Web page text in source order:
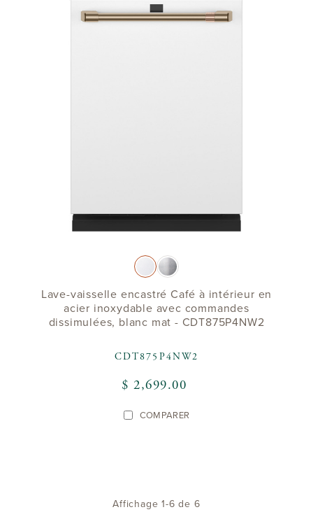
Lave-vaisselle encastré Café à intérieur en
acier inoxydable avec commandes
dissimulées, blanc mat - CDT875P4NW2
CDT875P4NW2
$ 2,699.00
COMPARER
Affichage 1-6 de 6